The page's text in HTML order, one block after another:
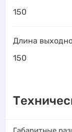
150
Длина
150